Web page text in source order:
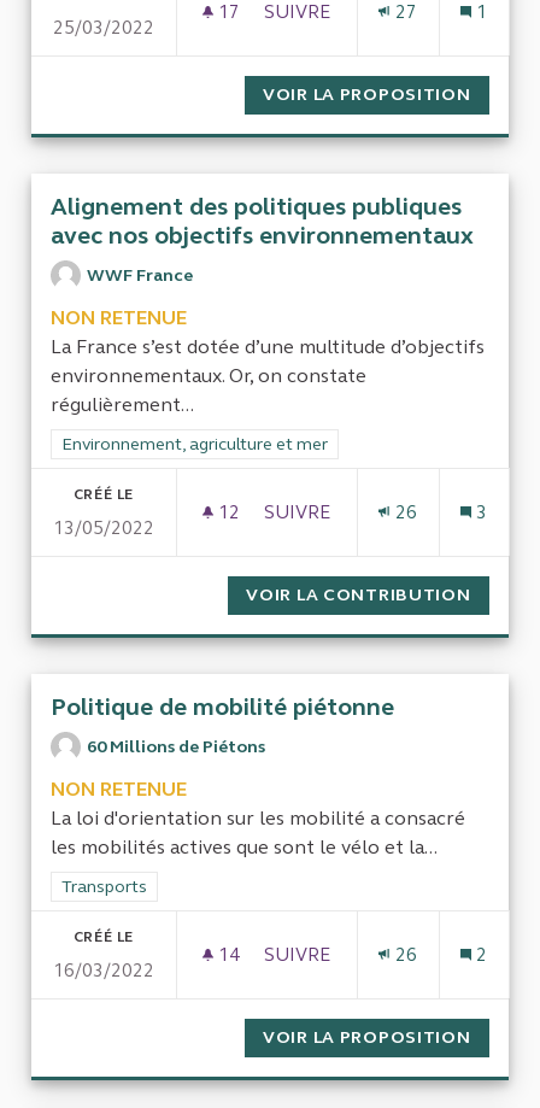
25/03/2022
17 17 ABONNÉS
SUIVRE
27 1
VOIR LA PROPOSITION
Alignement des politiques publiques
avec nos objectifs environnementaux
WWF France
NON RETENUE
La France s’est dotée d’une multitude d’objectifs
environnementaux. Or, on constate
régulièrement...
Filtrer les résultats de la catégorie : Environnement,
Environnement, agriculture et mer
CRÉÉ LE
13/05/2022
12 12 ABONNÉS
SUIVRE
26 3
VOIR LA CONTRIBUTION
Politique de mobilité piétonne
60 Millions de Piétons
NON RETENUE
La loi d'orientation sur les mobilité a consacré
les mobilités actives que sont le vélo et la...
Filtrer les résultats de la catégorie : Transports
Transports
CRÉÉ LE
16/03/2022
14 14 ABONNÉS
SUIVRE
26 2
VOIR LA PROPOSITION